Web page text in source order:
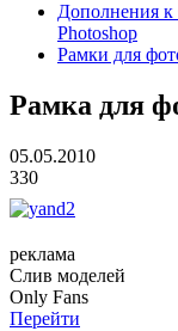
Дополнения к
Photoshop
Рамки для
Рамка для
05.05.2010
330
реклама
Слив моделей
Only Fans
Перейти